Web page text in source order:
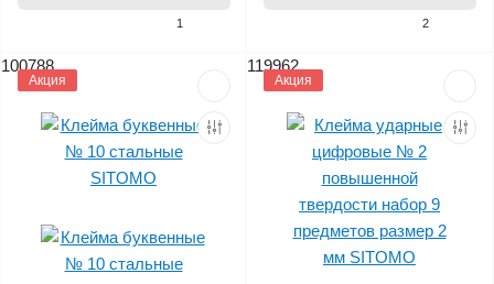
1 2
100788
Акция
119962
Акция